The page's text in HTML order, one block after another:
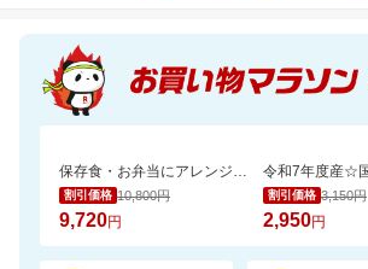
保存食・お弁当にアレンジ無限大！無添加調理＆常温保存可能ミートボール50袋セット
割引価格 10,800円
9,720円
割引価格 3,150円
2,950円